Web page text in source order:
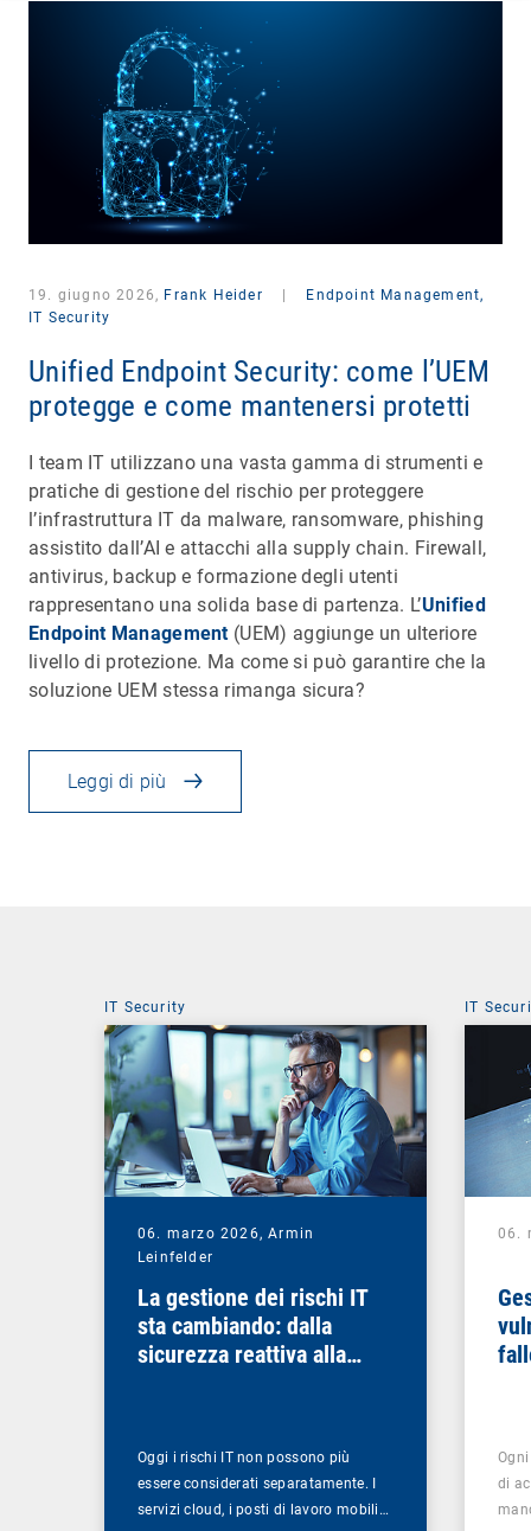
19. giugno 2026, Frank Heider
Endpoint Management,
IT Security
Unified Endpoint Security: come l’UEM
protegge e come mantenersi protetti
I team IT utilizzano una vasta gamma di strumenti e
pratiche di gestione del rischio per proteggere
l’infrastruttura IT da malware, ransomware, phishing
assistito dall’AI e attacchi alla supply chain. Firewall,
antivirus, backup e formazione degli utenti
rappresentano una solida base di partenza. L’Unified
Endpoint Management(UEM) aggiunge un ulteriore
livello di protezione. Ma come si può garantire che la
soluzione UEM stessa rimanga sicura?
Leggi di più
IT Security
06. marzo 2026,Armin
Leinfelder
La gestione dei rischi IT
sta cambiando: dalla
sicurezza reattiva alla
Oggi i rischi IT non possono più
essere considerati separatamente. I
servizi cloud, i posti di lavoro mobili…
IT
06.
di